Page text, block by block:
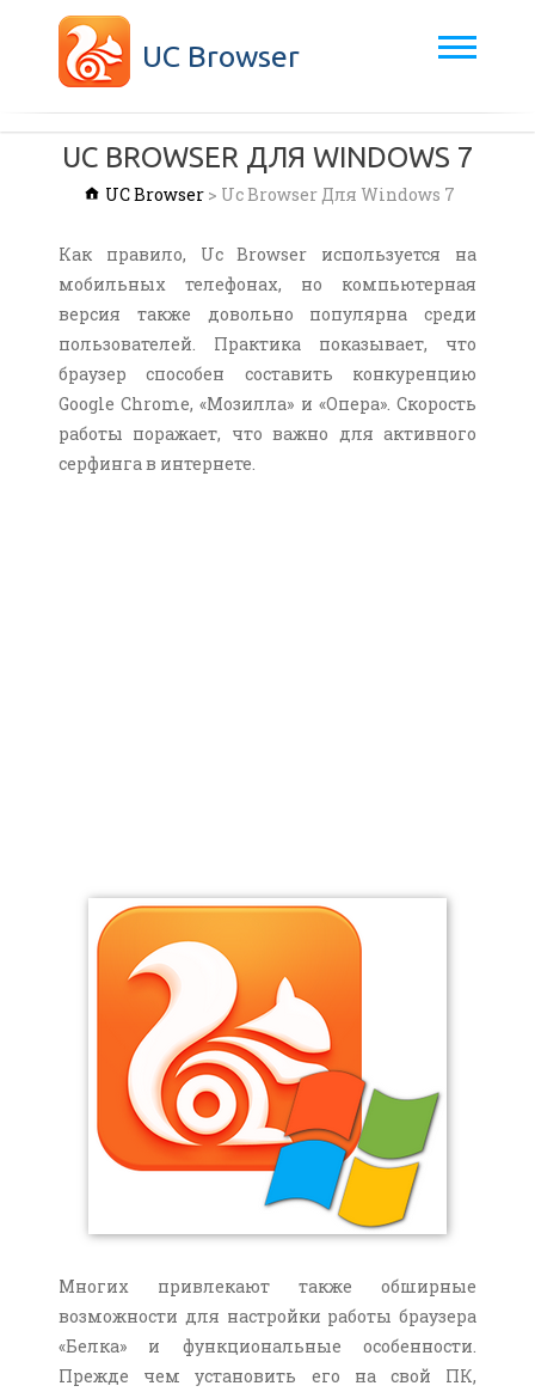
UC Browser
UC BROWSER ДЛЯ WINDOWS 7
UC Browser> Uc Browser Для Windows 7
Как правило, Uc Browser используется на
мобильных телефонах, но компьютерная
версия также довольно популярна среди
пользователей. Практика показывает, что
браузер способен составить конкуренцию
Google Chrome, «Мозилла» и «Опера». Скорость
работы поражает, что важно для активного
серфинга в интернете.
Многих привлекают также обширные
возможности для настройки работы браузера
«Белка» и функциональные особенности.
Прежде чем установить его на свой ПК,